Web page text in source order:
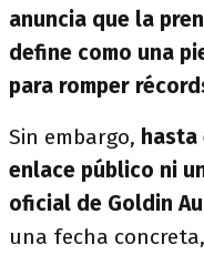
anuncia que la
define como una
para romper
Sin embargo,
enlace público ni
oficial de Goldin
una fecha